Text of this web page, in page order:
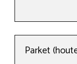
Parket